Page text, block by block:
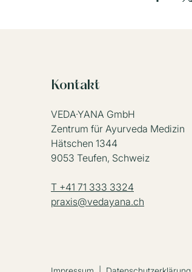
Kontakt
VEDA·YANA GmbH
Zentrum für Ayurveda Medizin
Hätschen 1344
9053 Teufen, Schweiz
T +41 71 333 3324
praxis@vedayana.ch